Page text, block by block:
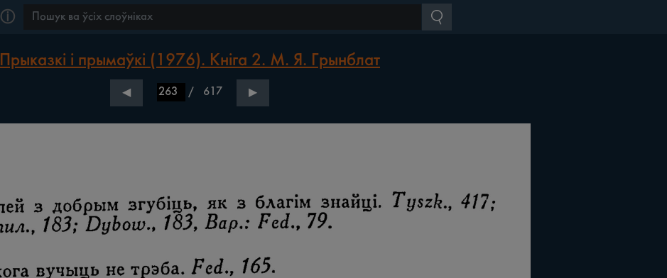
ⓘ
Прыказкі і прымаўкі (1976). Кніга 2. М. Я. Грынблат
◀ / 617 ▶